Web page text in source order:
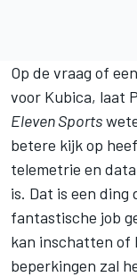
Op de vraag of
voor Kubica, laat
Eleven Sports
betere kijk op
telemetrie en
is. Dat is een
fantastische job
kan inschatten of
beperkingen zal